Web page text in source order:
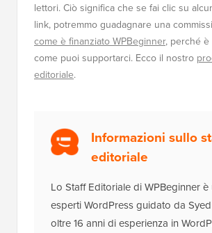
lettori. Ciò significa che se fai clic su
link, potremmo guadagnare una
come è finanziato WPBeginner, perché
come puoi supportarci. Ecco il nostro
editoriale.
Informazioni sullo
editoriale
Lo Staff Editoriale di WPBeginner
esperti WordPress guidato da
oltre 16 anni di esperienza in